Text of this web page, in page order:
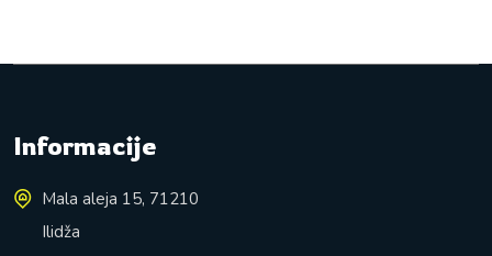
Informacije
Mala aleja 15, 71210
Ilidža